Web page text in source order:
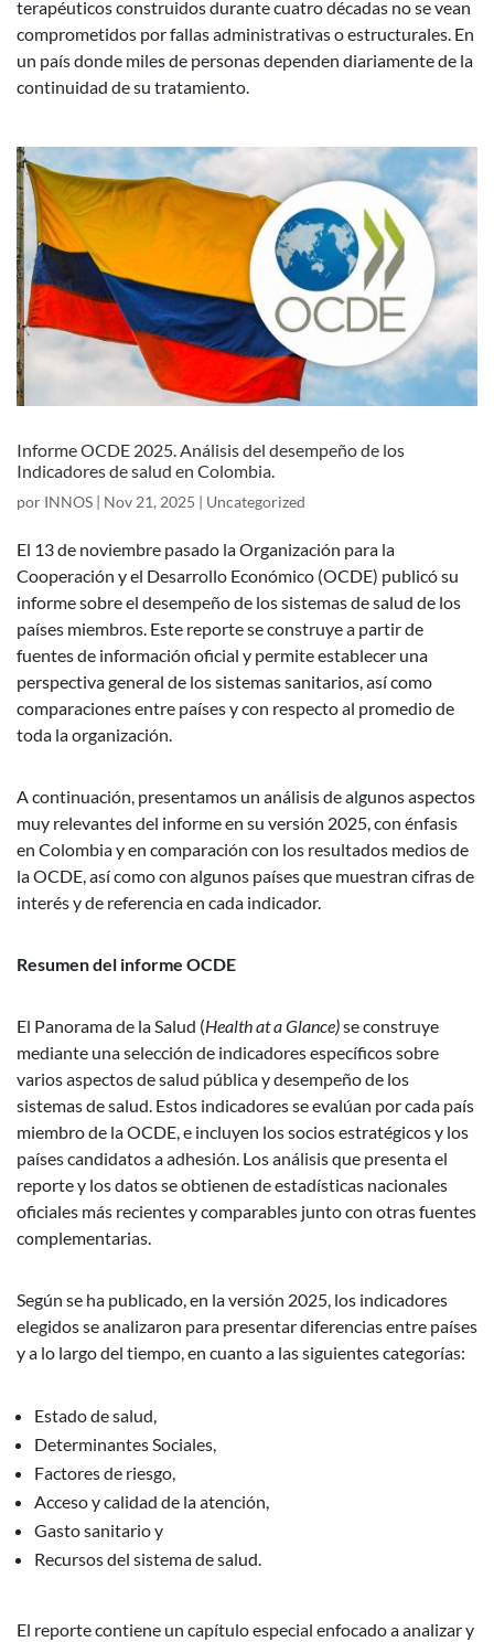
terapéuticos construidos durante cuatro décadas no se vean
comprometidos por fallas administrativas o estructurales. En
un país donde miles de personas dependen diariamente de la
continuidad de su tratamiento.
Informe OCDE 2025. Análisis del desempeño de los
Indicadores de salud en Colombia.
por INNOS | Nov 21, 2025 | Uncategorized
El 13 de noviembre pasado la Organización para la
Cooperación y el Desarrollo Económico (OCDE) publicó su
informe sobre el desempeño de los sistemas de salud de los
países miembros. Este reporte se construye a partir de
fuentes de información oficial y permite establecer una
perspectiva general de los sistemas sanitarios, así como
comparaciones entre países y con respecto al promedio de
toda la organización.
A continuación, presentamos un análisis de algunos aspectos
muy relevantes del informe en su versión 2025, con énfasis
en Colombia y en comparación con los resultados medios de
la OCDE, así como con algunos países que muestran cifras de
interés y de referencia en cada indicador.
Resumen del informe OCDE
El Panorama de la Salud (Health at a Glance)se construye
mediante una selección de indicadores específicos sobre
varios aspectos de salud pública y desempeño de los
sistemas de salud. Estos indicadores se evalúan por cada país
miembro de la OCDE, e incluyen los socios estratégicos y los
países candidatos a adhesión. Los análisis que presenta el
reporte y los datos se obtienen de estadísticas nacionales
oficiales más recientes y comparables junto con otras fuentes
complementarias.
Según se ha publicado, en la versión 2025, los indicadores
elegidos se analizaron para presentar diferencias entre países
y a lo largo del tiempo, en cuanto a las siguientes categorías:
Estado de salud,
Determinantes Sociales,
Factores de riesgo,
Acceso y calidad de la atención,
Gasto sanitario y
Recursos del sistema de salud.
El reporte contiene un capítulo especial enfocado a analizar y